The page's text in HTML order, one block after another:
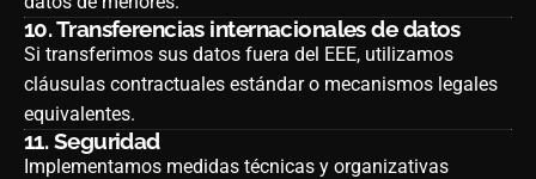
10.Transferencias internacionales de datos
Si transferimos sus datos fuera del EEE, utilizamos
cláusulas contractuales estándar o mecanismos legales
equivalentes.
11.Seguridad
Implementamos medidas técnicas y organizativas